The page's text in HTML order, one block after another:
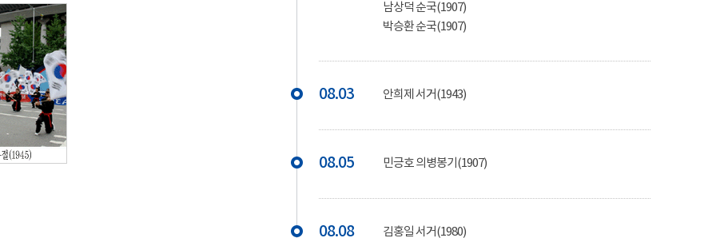
남상덕 순국(1907)
박승환 순국(1907)
08.03 안희제 서거(1943)
08.05 민긍호 의병봉기(1907)
08.08 김홍일 서거(1980)